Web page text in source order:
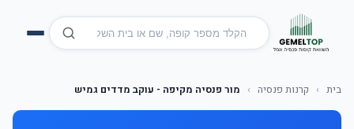
בית › קרנות פנסיה › מור פנסיה מקיפה - עוקב מדדים גמיש